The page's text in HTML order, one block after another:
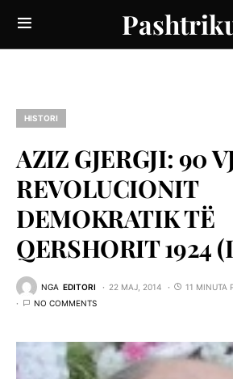
HISTORI
AZIZ GJERGJI: 90
REVOLUCIONIT
DEMOKRATIK TË
QERSHORIT 1924
NGA EDITORI 22 MAJ, 2014
11 MINUTA
NO COMMENTS